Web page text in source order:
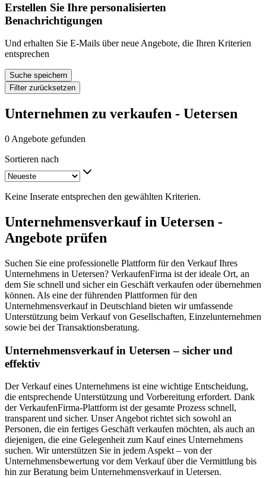
Erstellen Sie Ihre personalisierten
Benachrichtigungen
Und erhalten Sie E-Mails über neue Angebote, die Ihren Kriterien
entsprechen
Suche speichern
Filter zurücksetzen
Unternehmen zu verkaufen - Uetersen
0 Angebote gefunden
Sortieren nach
Keine Inserate entsprechen den gewählten Kriterien.
Unternehmensverkauf in Uetersen -
Angebote prüfen
Suchen Sie eine professionelle Plattform für den Verkauf Ihres
Unternehmens in Uetersen? VerkaufenFirma ist der ideale Ort, an
dem Sie schnell und sicher ein Geschäft verkaufen oder übernehmen
können. Als eine der führenden Plattformen für den
Unternehmensverkauf in Deutschland bieten wir umfassende
Unterstützung beim Verkauf von Gesellschaften, Einzelunternehmen
sowie bei der Transaktionsberatung.
Unternehmensverkauf in Uetersen – sicher und
effektiv
Der Verkauf eines Unternehmens ist eine wichtige Entscheidung,
die entsprechende Unterstützung und Vorbereitung erfordert. Dank
der VerkaufenFirma-Plattform ist der gesamte Prozess schnell,
transparent und sicher. Unser Angebot richtet sich sowohl an
Personen, die ein fertiges Geschäft verkaufen möchten, als auch an
diejenigen, die eine Gelegenheit zum Kauf eines Unternehmens
suchen. Wir unterstützen Sie in jedem Aspekt – von der
Unternehmensbewertung vor dem Verkauf über die Vermittlung bis
hin zur Beratung beim Unternehmensverkauf in Uetersen.